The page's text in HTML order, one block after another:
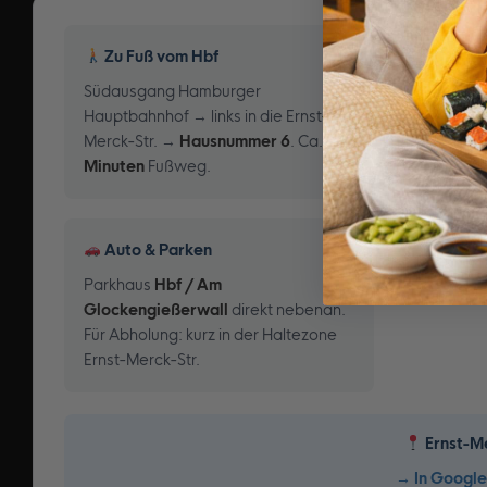
Zu Fuß vom Hbf
Südausgang Hamburger
Hauptbahnhof → links in die Ernst-
Merck-Str. → Hausnummer 6. Ca. 2
Minuten Fußweg.
U-
U1, U2,
Hbf Süd.
Auto & Parken
Parkhaus Hbf / Am
Glockengießerwall direkt nebenan.
Für Abholung: kurz in der Haltezone
Ernst-Merck-Str.
Ernst-
→ In